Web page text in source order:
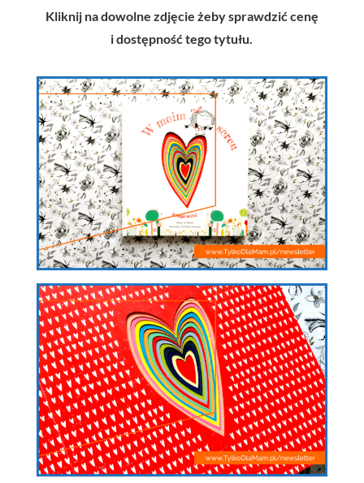
Kliknij na dowolne zdjęcie żeby sprawdzić cenę
i dostępność tego tytułu.